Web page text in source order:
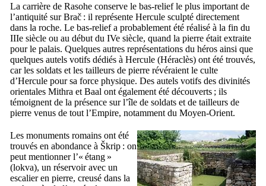
La carrière de Rasohe conserve le bas-relief le plus important de
l’antiquité surBrač : il représente Hercule sculpté directement
dans la roche. Le bas-relief a probablement été réalisé à la fin du
IIIe siècle ou au début du IVe siècle, quand la pierre était extraite
pour le palais. Quelques autres représentations du héros ainsi que
quelques autels votifs dédiés à Hercule (Héraclès) ont été trouvés,
car les soldats et les tailleurs de pierre révéraient le culte
d’Hercule pour sa force physique. Des autels votifs des divinités
orientales Mithra et Baal ont également été découverts ; ils
témoignent de la présence sur l’île de soldats et de tailleurs de
pierre venus de tout l’Empire, notamment du Moyen-Orient.
Les monuments romains ont été
trouvés en abondance à Škrip : on
peut mentionner l’« étang »
(lokva), un réservoir avec un
escalier en pierre, creusé dans la